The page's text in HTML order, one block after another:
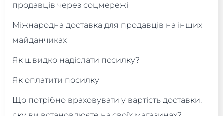
продавців через соцмережі
Міжнародна доставка для продавців на інших
майданчиках
Як швидко надіслати посилку?
Як оплатити посилку
Що потрібно враховувати у вартість доставки,